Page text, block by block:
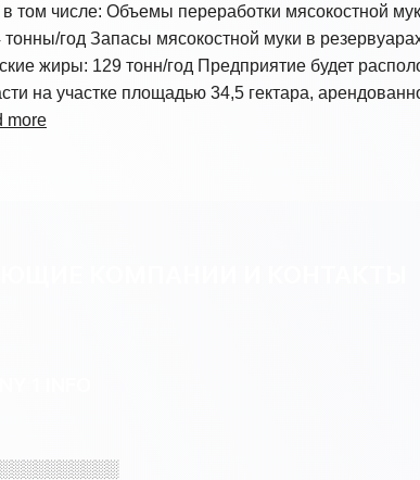
том числе: Объемы переработки мясокостной
год Запасы мясокостной муки в
жиры: 129 тонн/год Предприятие будет
на участке площадью 34,5 гектара,
more